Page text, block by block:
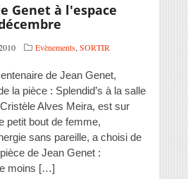
Genet à l'espace
Evènements, SORTIR
de Jean Genet,
la pièce : Splendid’s à la salle
Alves Meira, est sur
petit bout de femme,
sans pareille, a choisi de
de Jean Genet :
moins […]